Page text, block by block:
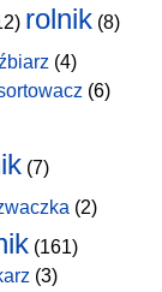
rolnik (8)
(4)
(6)
(7)
(2)
(161)
(3)